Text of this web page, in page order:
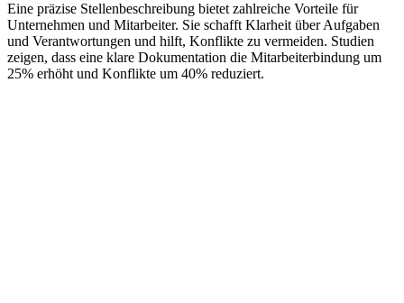
Eine präzise Stellenbeschreibung bietet zahlreiche Vorteile für
Unternehmen und Mitarbeiter. Sie schafft Klarheit über Aufgaben
und Verantwortungen und hilft, Konflikte zu vermeiden. Studien
zeigen, dass eine klare Dokumentation die Mitarbeiterbindung um
25% erhöht und Konflikte um 40% reduziert.